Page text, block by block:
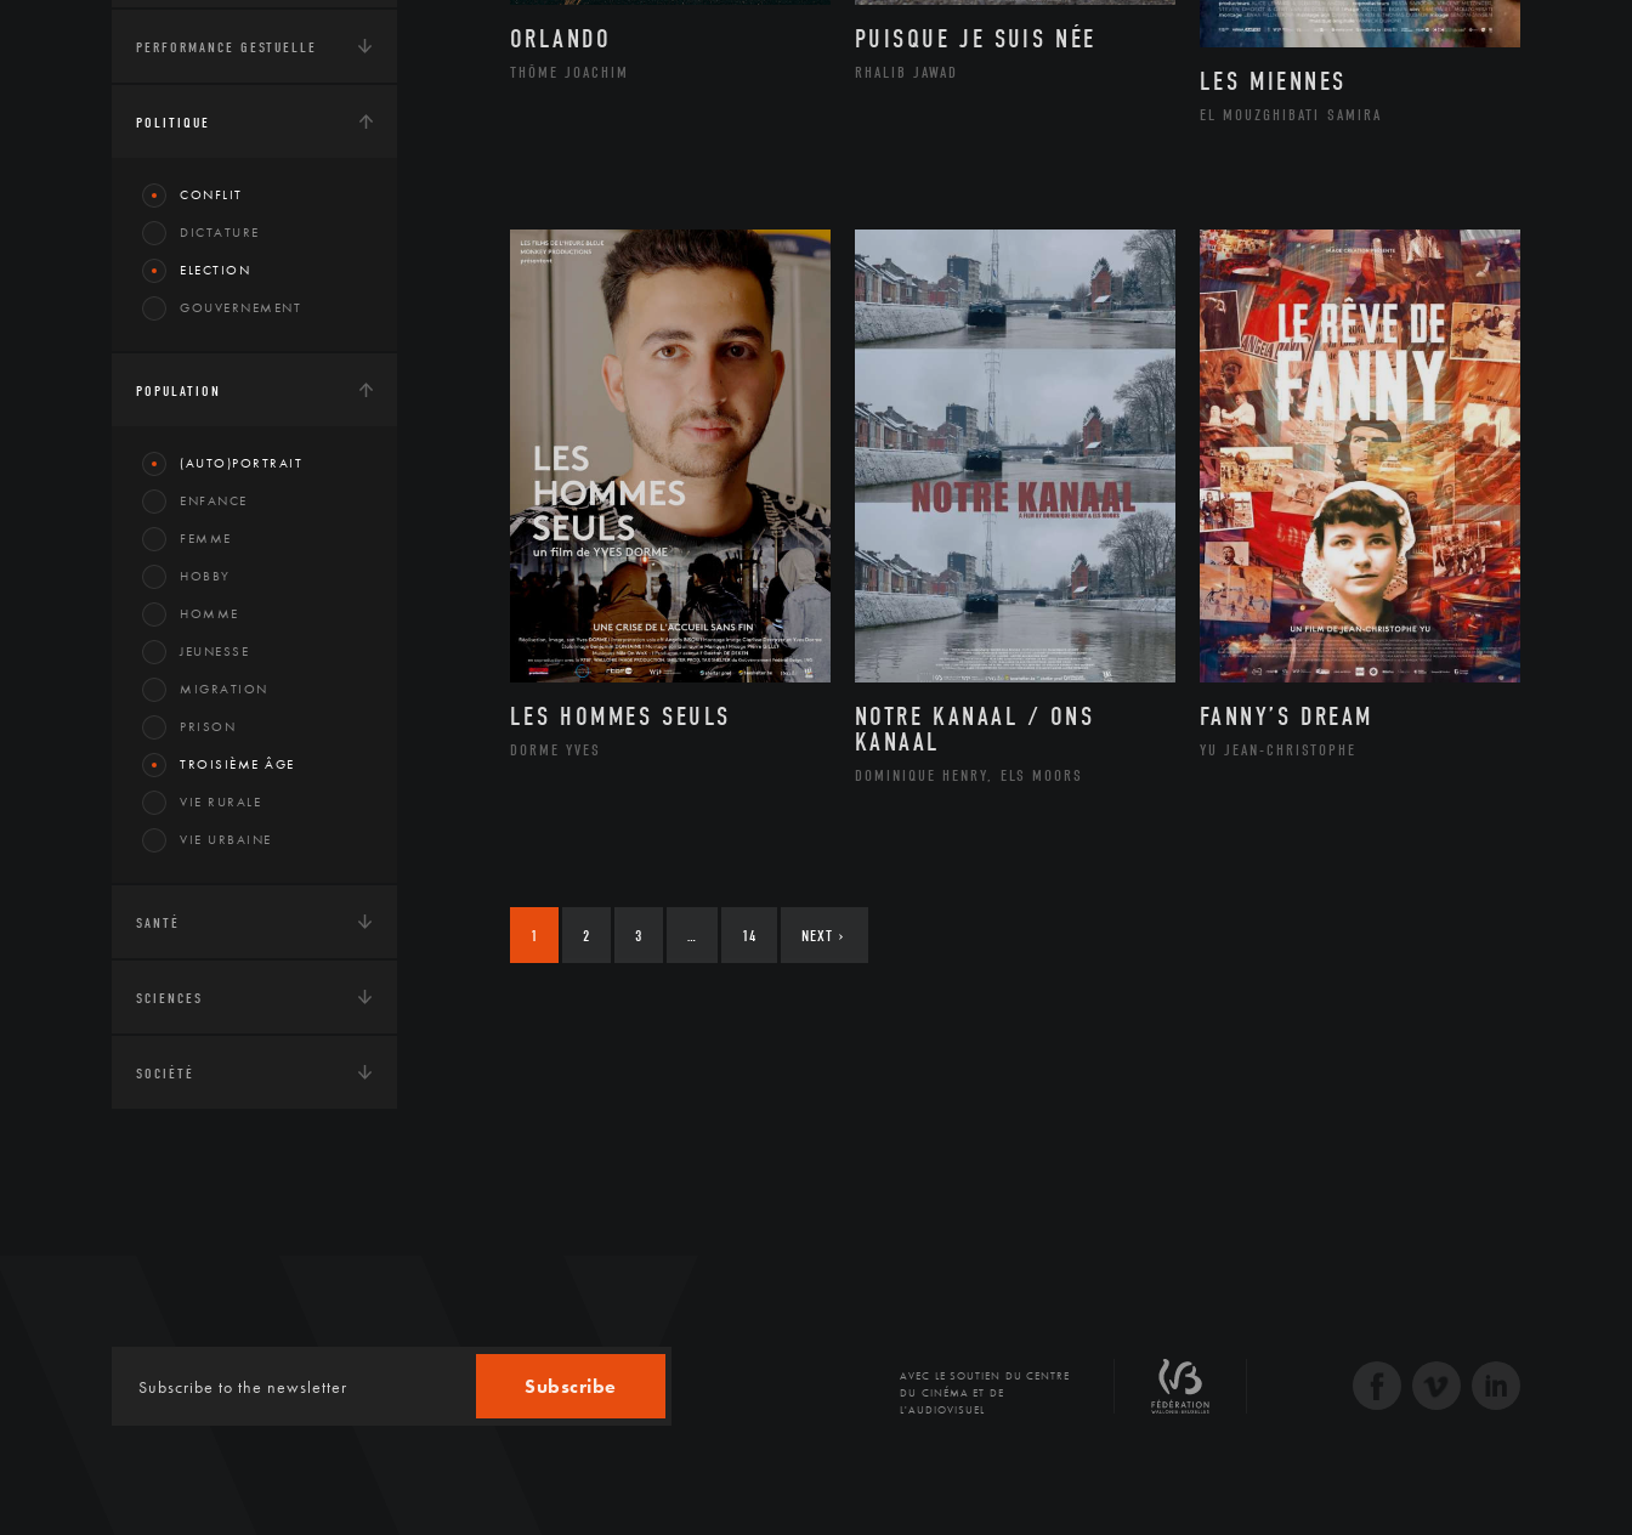
PERFORMANCE GESTUELLE
POLITIQUE
CONFLIT
DICTATURE
ELECTION
GOUVERNEMENT
POPULATION
(AUTO)PORTRAIT
ENFANCE
FEMME
HOBBY
HOMME
JEUNESSE
MIGRATION
PRISON
TROISIÈME ÂGE
VIE RURALE
VIE URBAINE
SANTÉ
SCIENCES
SOCIÉTÉ
ORLANDO
THÔME JOACHIM
PUISQUE JE SUIS NÉE
RHALIB JAWAD LES MIENNES
EL MOUZGHIBATI SAMIRA
LES HOMMES SEULS
DORME YVES
NOTRE KANAAL / ONS
KANAAL
DOMINIQUE HENRY, ELS MOORS
FANNY’S DREAM
YU JEAN-CHRISTOPHE
1 2 3 … 14 NEXT ›
Subscribe
AVEC LE SOUTIEN DU CENTRE
DU CINÉMA ET DE
L'AUDIOVISUEL